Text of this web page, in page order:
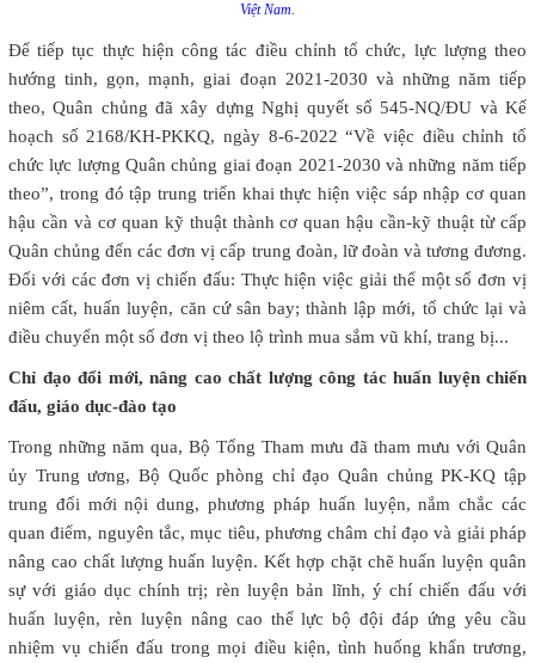
Việt Nam.
Để tiếp tục thực hiện công tác điều chỉnh tổ chức, lực lượng theo
hướng tinh, gọn, mạnh, giai đoạn 2021-2030 và những năm tiếp
theo, Quân chủng đã xây dựng Nghị quyết số 545-NQ/ĐU và Kế
hoạch số 2168/KH-PKKQ, ngày 8-6-2022 “Về việc điều chỉnh tổ
chức lực lượng Quân chủng giai đoạn 2021-2030 và những năm tiếp
theo”, trong đó tập trung triển khai thực hiện việc sáp nhập cơ quan
hậu cần và cơ quan kỹ thuật thành cơ quan hậu cần-kỹ thuật từ cấp
Quân chủng đến các đơn vị cấp trung đoàn, lữ đoàn và tương đương.
Đối với các đơn vị chiến đấu: Thực hiện việc giải thể một số đơn vị
niêm cất, huấn luyện, căn cứ sân bay; thành lập mới, tổ chức lại và
điều chuyển một số đơn vị theo lộ trình mua sắm vũ khí, trang bị...
Chỉ đạo đổi mới, nâng cao chất lượng công tác huấn luyện chiến
đấu, giáo dục-đào tạo
Trong những năm qua, Bộ Tổng Tham mưu đã tham mưu với Quân
ủy Trung ương, Bộ Quốc phòng chỉ đạo Quân chủng PK-KQ tập
trung đổi mới nội dung, phương pháp huấn luyện, nắm chắc các
quan điểm, nguyên tắc, mục tiêu, phương châm chỉ đạo và giải pháp
nâng cao chất lượng huấn luyện. Kết hợp chặt chẽ huấn luyện quân
sự với giáo dục chính trị; rèn luyện bản lĩnh, ý chí chiến đấu với
huấn luyện, rèn luyện nâng cao thể lực bộ đội đáp ứng yêu cầu
nhiệm vụ chiến đấu trong mọi điều kiện, tình huống khẩn trương,